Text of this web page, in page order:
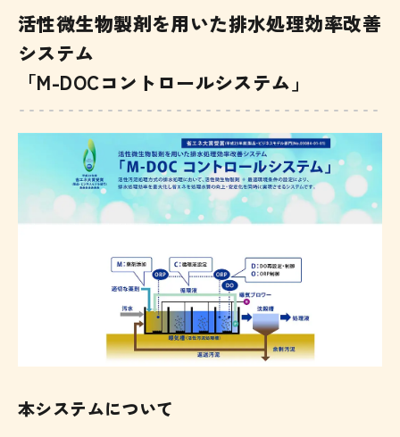
活性微生物製剤を用いた排水処理効率改善
システム
「M-DOCコントロールシステム」
本システムについて